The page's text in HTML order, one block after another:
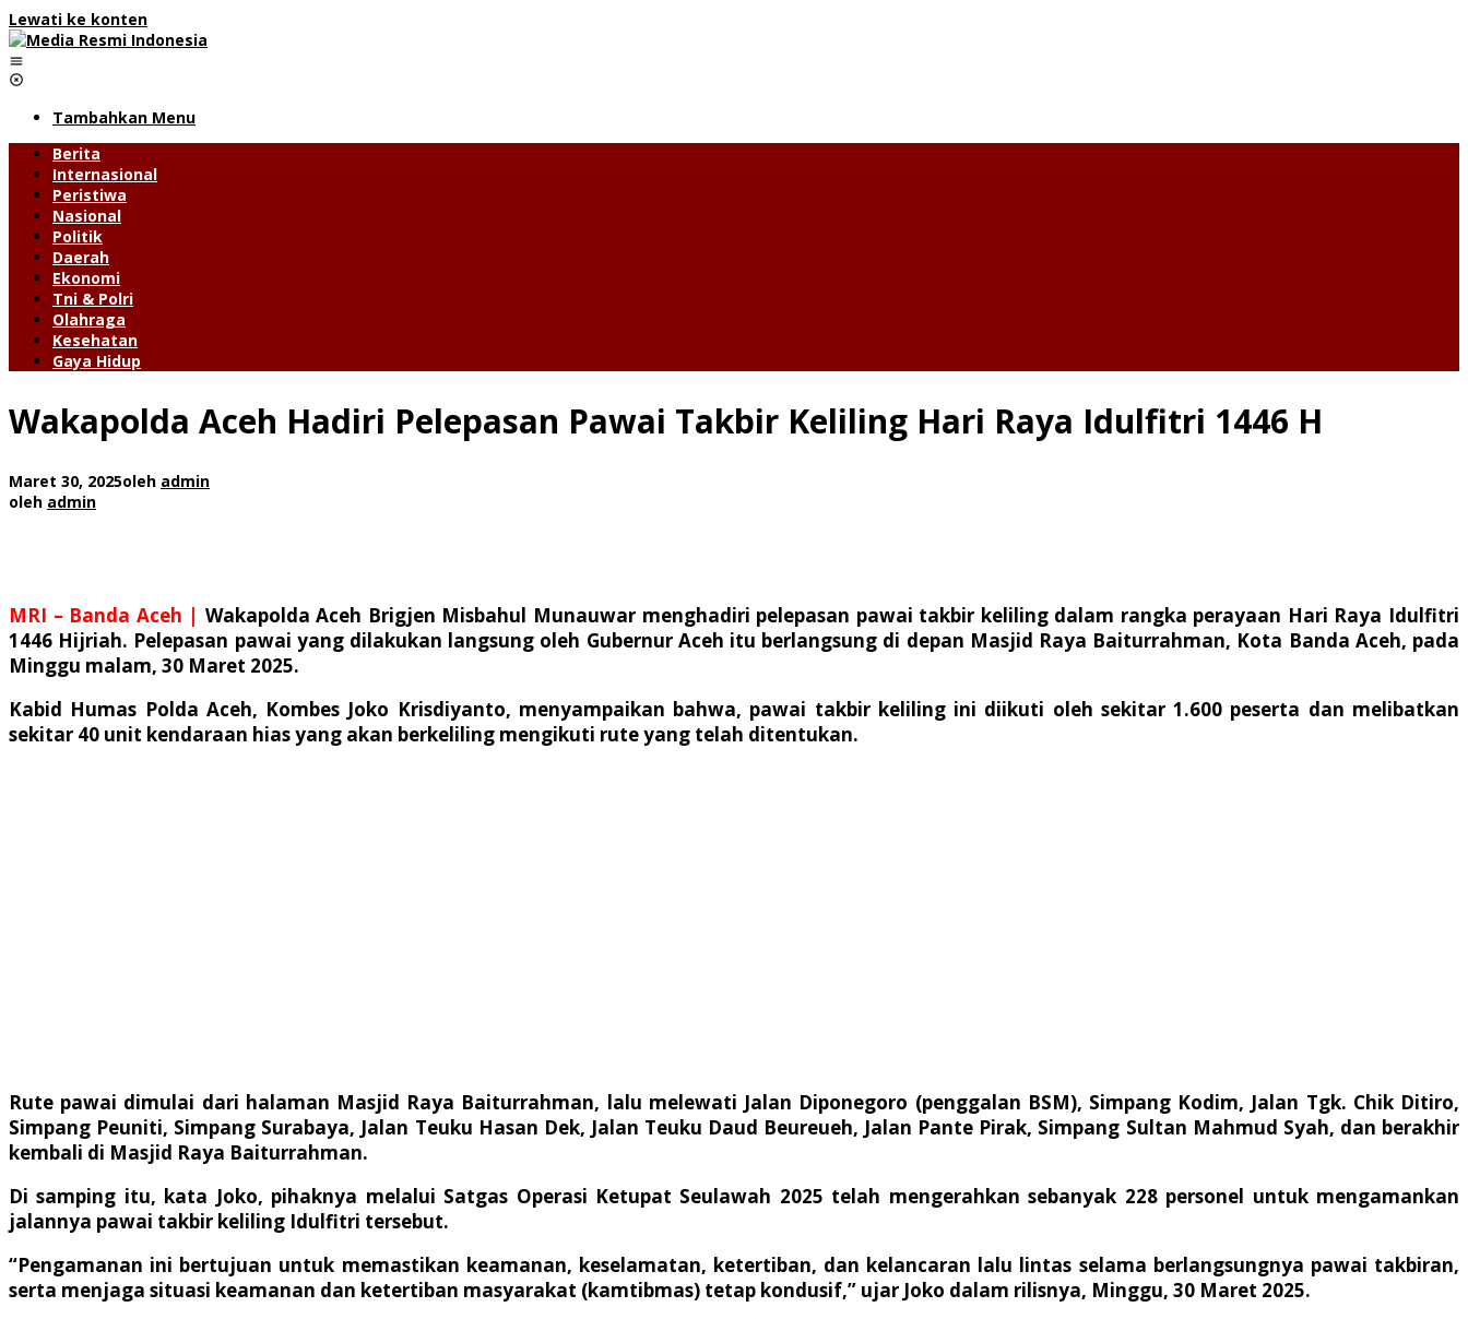
Lewati ke konten
Tambahkan Menu
Berita
Internasional
Peristiwa
Nasional
Politik
Daerah
Ekonomi
Tni & Polri
Olahraga
Kesehatan
Gaya Hidup
Wakapolda Aceh Hadiri Pelepasan Pawai Takbir Keliling Hari Raya Idulfitri 1446 H
Maret 30, 2025oleh admin
oleh admin
MRI – Banda Aceh | Wakapolda Aceh Brigjen Misbahul Munauwar menghadiri pelepasan pawai takbir keliling dalam rangka perayaan Hari Raya Idulfitri
1446 Hijriah. Pelepasan pawai yang dilakukan langsung oleh Gubernur Aceh itu berlangsung di depan Masjid Raya Baiturrahman, Kota Banda Aceh, pada
Minggu malam, 30 Maret 2025.
Kabid Humas Polda Aceh, Kombes Joko Krisdiyanto, menyampaikan bahwa, pawai takbir keliling ini diikuti oleh sekitar 1.600 peserta dan melibatkan
sekitar 40 unit kendaraan hias yang akan berkeliling mengikuti rute yang telah ditentukan.
Rute pawai dimulai dari halaman Masjid Raya Baiturrahman, lalu melewati Jalan Diponegoro (penggalan BSM), Simpang Kodim, Jalan Tgk. Chik Ditiro,
Simpang Peuniti, Simpang Surabaya, Jalan Teuku Hasan Dek, Jalan Teuku Daud Beureueh, Jalan Pante Pirak, Simpang Sultan Mahmud Syah, dan berakhir
kembali di Masjid Raya Baiturrahman.
Di samping itu, kata Joko, pihaknya melalui Satgas Operasi Ketupat Seulawah 2025 telah mengerahkan sebanyak 228 personel untuk mengamankan
jalannya pawai takbir keliling Idulfitri tersebut.
“Pengamanan ini bertujuan untuk memastikan keamanan, keselamatan, ketertiban, dan kelancaran lalu lintas selama berlangsungnya pawai takbiran,
serta menjaga situasi keamanan dan ketertiban masyarakat (kamtibmas) tetap kondusif,” ujar Joko dalam rilisnya, Minggu, 30 Maret 2025.